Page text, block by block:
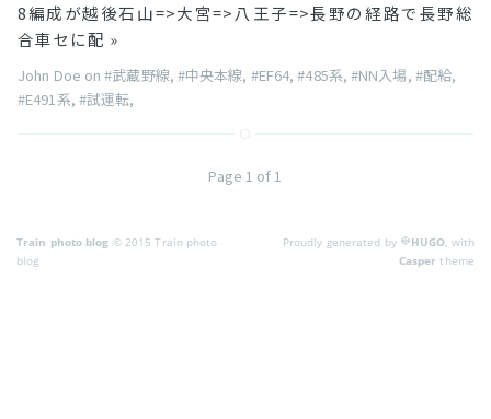
8編成が越後石山=>大宮=>八王子=>長野の経路で長野総
合車セに配 »
John Doe on#武蔵野線, #中央本線, #EF64,#485系,#NN入場, #配給,
#E491系, #試運転,
Page 1 of 1
Train photo blog © 2015 Train photo
blog
Proudly generated by HUGO, with
Casper theme